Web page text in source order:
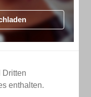
Dritten
enthalten.